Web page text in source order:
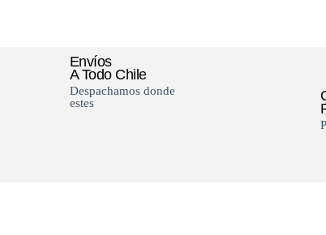
Envíos
A Todo Chile
Despachamos donde
estes